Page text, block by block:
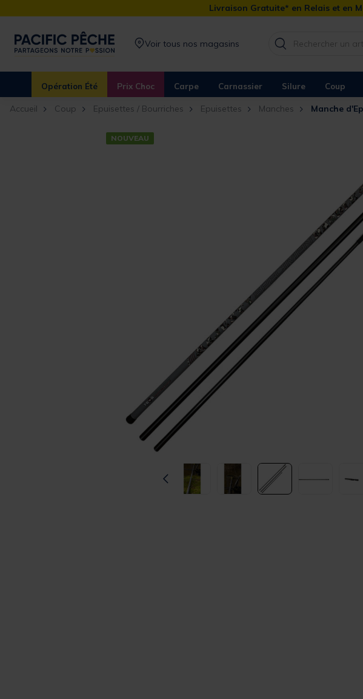
Livraison Gratuite* en Relais et en
Voir tous nos magasins
Opération Été Prix Choc Carpe Carnassier Silure Coup
Accueil Coup Epuisettes / Bourriches Epuisettes Manches Manche
NOUVEAU